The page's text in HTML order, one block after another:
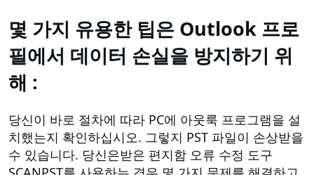
몇 가지 유용한 팁은 Outlook 프로
필에서 데이터 손실을 방지하기 위
해 :
당신이 바로 절차에 따라 PC에 아웃룩 프로그램을 설
치했는지 확인하십시오. 그렇지 PST 파일이 손상받을
수 있습니다. 당신은받은 편지함 오류 수정 도구